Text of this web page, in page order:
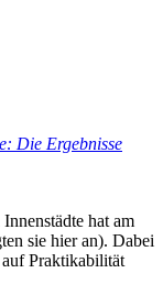
Die Ergebnisse
hat am
sie hier an). Dabei
Praktikabilität